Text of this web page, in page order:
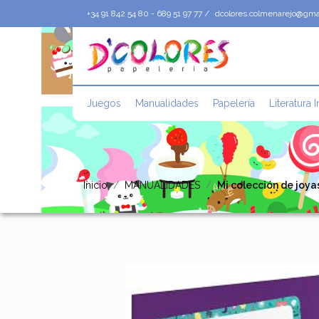
+34 91 842 54 80 - 689 51 97 77 /
Juegos Manualidades Papelería Literatura
Inicio MANUALIDADES Mi colección de